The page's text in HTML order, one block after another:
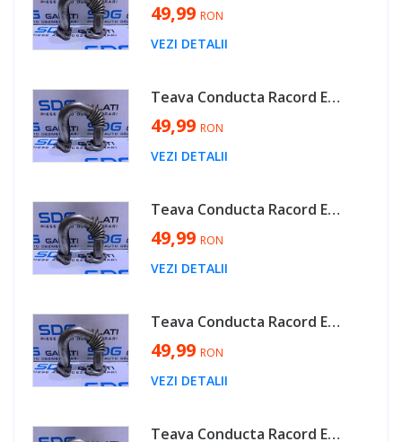
49,99 RON
VEZI DETALII
Teava Conducta Racord EGR Racitor Gaze VW Scirocco 2.0 TDI CFGB CFHB CFHC CFGC 2009 - 2014 Cod 03P131521B [D0360]
49,99 RON
VEZI DETALII
Teava Conducta Racord EGR Racitor Gaze Skoda Yeti 1.6 TDI CAYC 2010 - 2013 Cod 03P131521B [D0360]
49,99 RON
VEZI DETALII
Teava Conducta Racord EGR Racitor Gaze VW Beetle 2.0 TDI CFFB 2012 - 2016 Cod 03P131521B [D0360]
49,99 RON
VEZI DETALII
Teava Conducta Racord EGR Racitor Gaze VW Touran 1.6 TDI CAYB CAYC 2010 - 2015 Cod 03P131521B [D0360]